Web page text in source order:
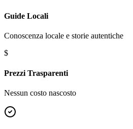
Guide Locali
Conoscenza locale e storie autentiche
$
Prezzi Trasparenti
Nessun costo nascosto